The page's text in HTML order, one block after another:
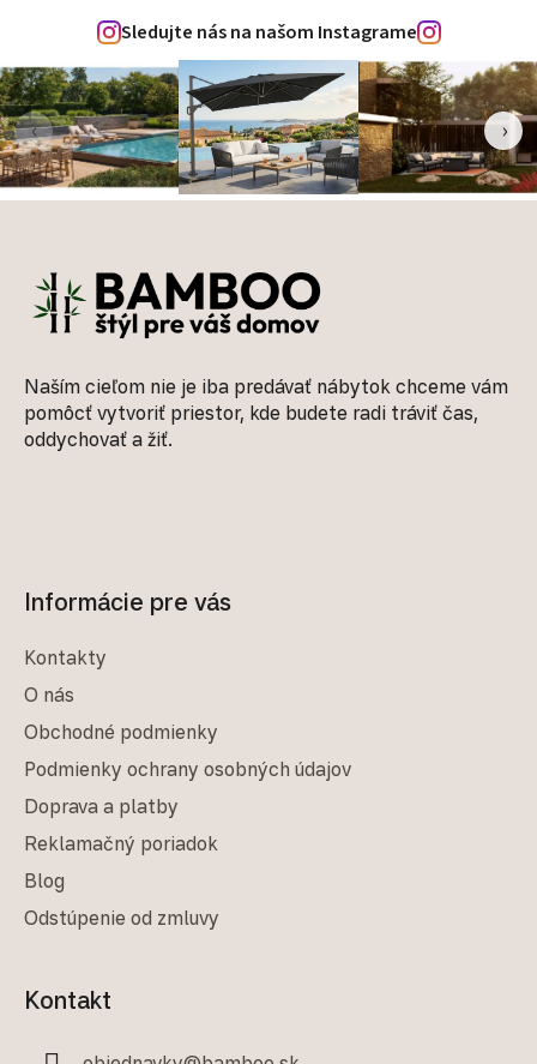
Sledujte nás na našom Instagrame
‹ ›
Naším cieľom nie je iba predávať nábytok chceme vám
pomôcť vytvoriť priestor, kde budete radi tráviť čas,
oddychovať a žiť.
Informácie pre vás
Kontakty
O nás
Obchodné podmienky
Podmienky ochrany osobných údajov
Doprava a platby
Reklamačný poriadok
Blog
Odstúpenie od zmluvy
Kontakt